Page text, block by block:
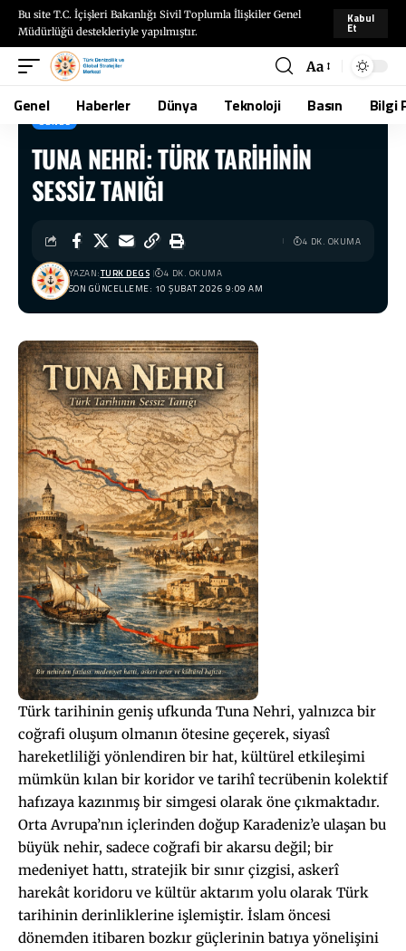
Bu site T.C. İçişleri Bakanlığı Sivil Toplumla İlişkiler Genel
Müdürlüğü destekleriyle yapılmıştır.
Kabul
Et
Aa
Genel Haberler Dünya Teknoloji Basın Bilgi
TÜRKDEGS >Blog>Genel TUNA NEHRİ: TÜRK TARİHİNİN SESSİZ TANIĞI
GENEL
TUNA NEHRİ: TÜRK TARİHİNİN
SESSİZ TANIĞI
SON GÜNCELLEME: 10 ŞUBAT 2026 9:09 AM
YAZAN:TURK DEGS 4 DK. OKUMA
4 DK. OKUMA
Türk tarihinin geniş ufkunda Tuna Nehri, yalnızca bir
coğrafi oluşum olmanın ötesine geçerek, siyasî
hareketliliği yönlendiren bir hat, kültürel etkileşimi
mümkün kılan bir koridor ve tarihî tecrübenin kolektif
hafızaya kazınmış bir simgesi olarak öne çıkmaktadır.
Orta Avrupa’nın içlerinden doğup Karadeniz’e ulaşan bu
büyük nehir, sadece coğrafi bir akarsu değil; bir
medeniyet hattı, stratejik bir sınır çizgisi, askerî
harekât koridoru ve kültür aktarım yolu olarak Türk
tarihinin derinliklerine işlemiştir. İslam öncesi
dönemden itibaren bozkır güçlerinin batıya yönelişini